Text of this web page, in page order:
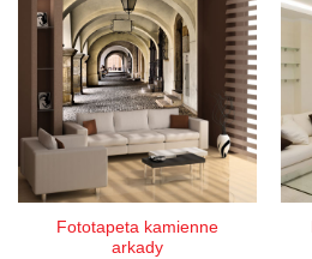
Fototapeta kamienne
arkady